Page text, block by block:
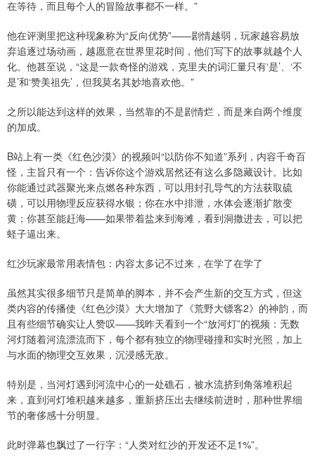
在等待，而且每个人的冒险故事都不一样。”
他在评测里把这种现象称为“反向优势”——剧情越弱，玩家越容易放
弃追逐过场动画，越愿意在世界里花时间，他们写下的故事就越个人
化。他甚至说，“这是一款奇怪的游戏，克里夫的词汇量只有‘是’、‘不
是’和‘赞美祖先’，但我莫名其妙地喜欢他。”
之所以能达到这样的效果，当然靠的不是剧情烂，而是来自两个维度
的加成。
B站上有一类《红色沙漠》的视频叫“以防你不知道”系列，内容千奇百
怪，主旨只有一个：告诉你这个游戏居然还有这么多隐藏设计。比如
你能通过武器聚光来点燃各种东西，可以用封孔导气的方法获取硫
磺，可以用物理反应获得水银；你在水中排泄，水体会逐渐扩散变
黄；你甚至能赶海——如果带着盐来到海滩，看到洞撒进去，可以把
蛏子逼出来。
红沙玩家最常用表情包：内容太多记不过来，在学了在学了
虽然其实很多细节只是简单的脚本，并不会产生新的交互方式，但这
类内容的传播使《红色沙漠》大大增加了《荒野大镖客2》的神韵，而
且有些细节确实让人赞叹——我昨天看到一个“放河灯”的视频：无数
河灯随着河流漂流而下，每个都有独立的物理碰撞和实时光照，加上
与水面的物理交互效果，沉浸感无敌。
特别是，当河灯遇到河流中心的一处礁石，被水流挤到角落堆积起
来，直到河灯堆积越来越多，重新挤压出去继续前进时，那种世界细
节的奢侈感十分明显。
此时弹幕也飘过了一行字：“人类对红沙的开发还不足1%”。